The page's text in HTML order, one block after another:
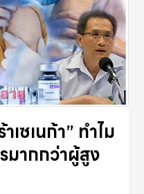
ซเนก้า” ทำไม
มากกว่าผู้สูง